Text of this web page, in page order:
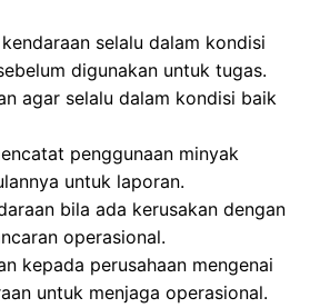
selalu dalam kondisi
digunakan untuk tugas.
agar selalu dalam kondisi baik
penggunaan minyak
untuk laporan.
bila ada kerusakan dengan
operasional.
kepada perusahaan mengenai
untuk menjaga operasional.